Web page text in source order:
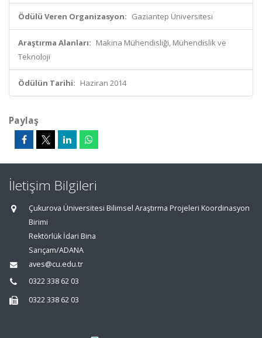
Ödülü Veren Organizasyon: Gaziantep Üniversitesi
Araştırma Alanları: Makina Mühendisliği, Mühendislik ve
Teknoloji
Ödülün Tarihi: Haziran 2014
Paylaş
İletişim Bilgileri
Çukurova Üniversitesi Bilimsel Araştırma Projeleri Koordinasyon
Birimi
Rektörlük İdari Bina
Sarıçam/ADANA
aves@cu.edu.tr
0322 338 62 03
0322 338 62 03